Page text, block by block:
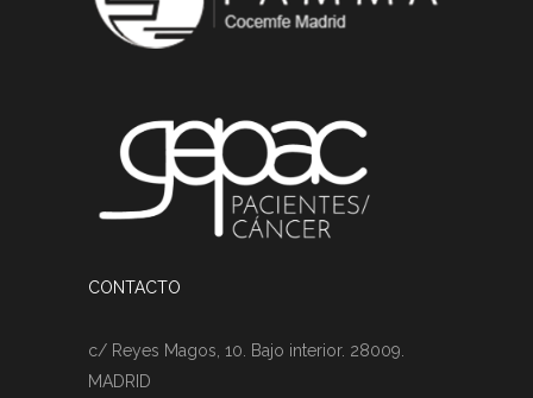
CONTACTO
c/ Reyes Magos, 10. Bajo interior. 28009.
MADRID